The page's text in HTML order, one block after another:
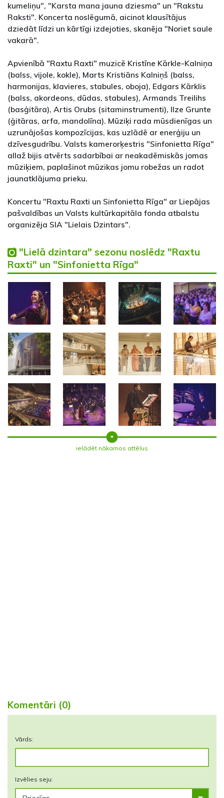
kumeliņu", "Karsta mana jauna dziesma" un "Rakstu
Raksti". Koncerta noslēgumā, aicinot klausītājus
dziedāt līdzi un kārtīgi izdejoties, skanēja "Noriet saule
vakarā".
Apvienībā "Raxtu Raxti" muzicē Kristīne Kārkle-Kalniņa
(balss, vijole, kokle), Marts Kristiāns Kalniņš (balss,
harmonijas, klavieres, stabules, oboja), Edgars Kārklis
(balss, akordeons, dūdas, stabules), Armands Treilihs
(basģitāra), Artis Orubs (sitaminstrumenti), Ilze Grunte
(ģitāras, arfa, mandolīna). Mūziķi rada mūsdienīgas un
uzrunājošas kompozīcijas, kas uzlādē ar enerģiju un
dzīvesgudrību. Valsts kamerorķestris "Sinfonietta Rīga"
allaž bijis atvērts sadarbībai ar neakadēmiskās jomas
mūziķiem, paplašinot mūzikas jomu robežas un radot
jaunatklājuma prieku.
Koncertu "Raxtu Raxti un Sinfonietta Rīga" ar Liepājas
pašvaldības un Valsts kultūrkapitāla fonda atbalstu
organizēja SIA "Lielais Dzintars".
"Lielā dzintara" sezonu noslēdz "Raxtu
Raxti" un "Sinfonietta Rīga"
ielādēt nākamos attēlus
Komentāri (0)
Vārds:
Izvēlies seju: